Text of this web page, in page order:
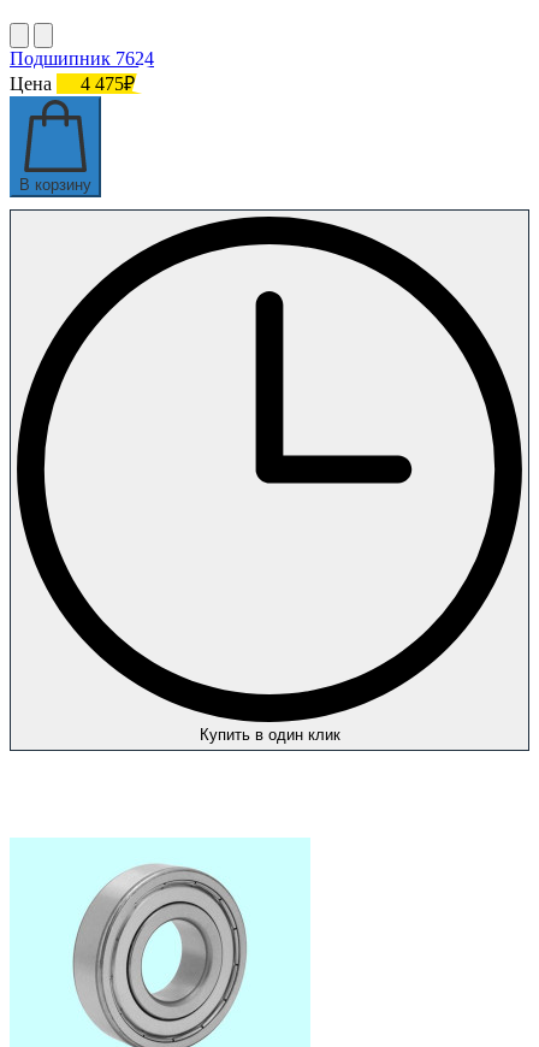
Подшипник 7624
Цена
4 475₽
В корзину
Купить в один клик